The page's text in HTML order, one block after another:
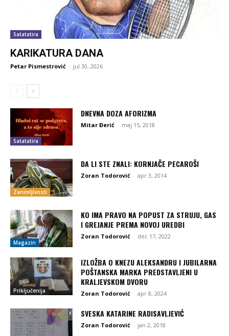
Satatatira
KARIKATURA DANA
Petar Pismestrović - jul 30, 2026
Satatatira
DNEVNA DOZA AFORIZMA
Mitar Đerić - maj 15, 2018
Zanimljivosti
DA LI STE ZNALI: KORNJAČE PECAROŠI
Zoran Todorović - apr 3, 2014
Magazin
KO IMA PRAVO NA POPUST ZA STRUJU, GAS
I GREJANJE PREMA NOVOJ UREDBI
Zoran Todorović - dec 17, 2022
Priključenija
IZLOŽBA O KNEZU ALEKSANDRU I JUBILARNA
POŠTANSKA MARKA PREDSTAVLJENI U
KRALJEVSKOM DVORU
Zoran Todorović - apr 8, 2024
SVESKA KATARINE RADISAVLJEVIĆ
Zoran Todorović - jan 2, 2018